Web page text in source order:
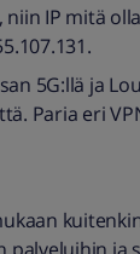
niin IP mitä
5G:llä ja
Paria eri